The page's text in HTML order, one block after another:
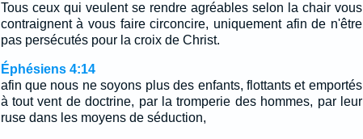
Tous ceux qui veulent se rendre agréables selon la chair vous
contraignent à vous faire circoncire, uniquement afin de n'être
pas persécutés pour la croix de Christ.
Éphésiens 4:14
afin que nous ne soyons plus des enfants, flottants et emportés
à tout vent de doctrine, par la tromperie des hommes, par leur
ruse dans les moyens de séduction,